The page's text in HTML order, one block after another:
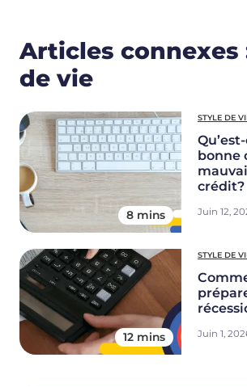
Articles connexes
de vie
8 mins
STYLE DE
bonne
crédit?
Juin 12,
12 mins
STYLE DE
Juin 1,